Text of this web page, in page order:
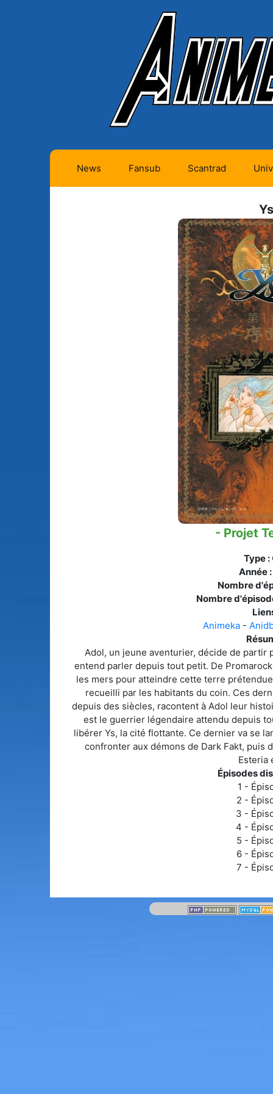
News Fansub
Animes en cours (1)
Animes terminés
Animes licenciés
Animes abandonnés
Tous les animes (604)
Scantrad
Mangas en cours
(Privés) (4)
Mangas en cours
(Publics) (11)
Mangas terminés
(Privés) (132)
Mangas terminés
(Publics) (88)
Mangas en pause
Mangas licenciés
Mangas
(0)
Tous les mangas
(273)
- Projet
Type :
Année :
Nombre
Nombre
Animeka -
Adol, un jeune aventurier, décide de partir
entend parler depuis tout petit. De
les mers pour atteindre cette terre
recueilli par les habitants du coin. Ces
depuis des siècles, racontent à Adol leur
est le guerrier légendaire attendu depuis
libérer Ys, la cité flottante. Ce dernier va se
confronter aux démons de Dark Fakt, puis
Esteria
Épisodes
1 -
2 -
3 -
4 -
5 -
6 -
7 -